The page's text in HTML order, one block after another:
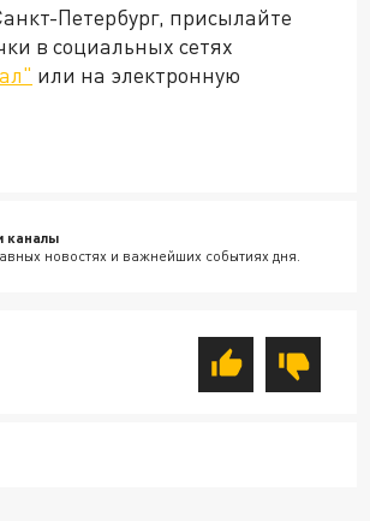
Петербург, присылайте
в социальных сетях
или на электронную
каналы
новостях и важнейших событиях дня.